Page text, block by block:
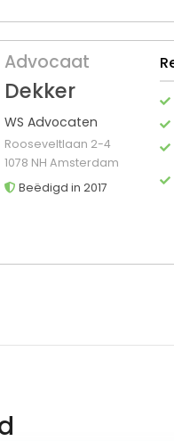
Advocaat
Dekker
WS Advocaten
Rooseveltlaan 2-4
1078 NH Amsterdam
Beëdigd in 2017